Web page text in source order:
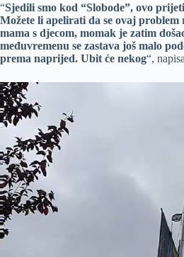
“Sjedili smo kod “Slobode”, ovo
Možete li apelirati da se ovaj problem
mama s djecom, momak je zatim
međuvremenu se zastava još malo
prema naprijed. Ubit će nekog“,